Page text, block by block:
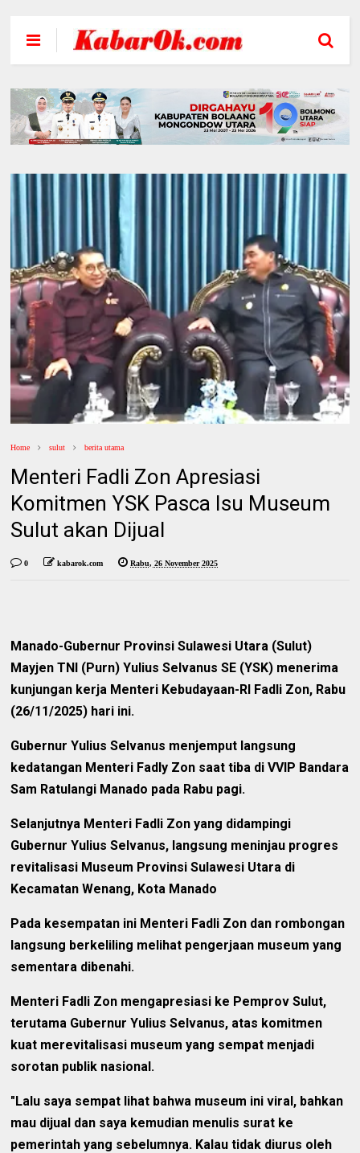
Home sulut berita utama
Menteri Fadli Zon Apresiasi
Komitmen YSK Pasca Isu Museum
Sulut akan Dijual
0 kabarok.com Rabu, 26 November 2025
Manado-Gubernur Provinsi Sulawesi Utara (Sulut)
Mayjen TNI (Purn) Yulius Selvanus SE (YSK) menerima
kunjungan kerja Menteri Kebudayaan-RI Fadli Zon, Rabu
(26/11/2025) hari ini.
Gubernur Yulius Selvanus menjemput langsung
kedatangan Menteri Fadly Zon saat tiba di VVIP Bandara
Sam Ratulangi Manado pada Rabu pagi.
Selanjutnya Menteri Fadli Zon yang didampingi
Gubernur Yulius Selvanus, langsung meninjau progres
revitalisasi Museum Provinsi Sulawesi Utara di
Kecamatan Wenang, Kota Manado ‎
Pada kesempatan ini Menteri Fadli Zon dan rombongan
langsung berkeliling melihat pengerjaan museum yang
sementara dibenahi. ‎
Menteri Fadli Zon mengapresiasi ke Pemprov Sulut,
terutama Gubernur Yulius Selvanus, atas komitmen
kuat merevitalisasi museum yang sempat menjadi
sorotan publik nasional.
"Lalu saya sempat lihat bahwa museum ini viral, bahkan
mau dijual dan saya kemudian menulis surat ke
pemerintah yang sebelumnya. Kalau tidak diurus oleh